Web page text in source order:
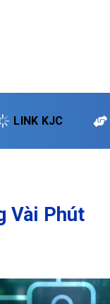
LINK KJC
Vài Phút